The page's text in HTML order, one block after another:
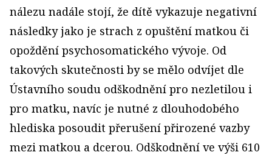
nálezu nadále stojí, že dítě vykazuje negativní
následky jako je strach z opuštění matkou či
opoždění psychosomatického vývoje. Od
takových skutečnosti by se mělo odvíjet dle
Ústavního soudu odškodnění pro nezletilou i
pro matku, navíc je nutné z dlouhodobého
hlediska posoudit přerušení přirozené vazby
mezi matkou a dcerou. Odškodnění ve výši 610